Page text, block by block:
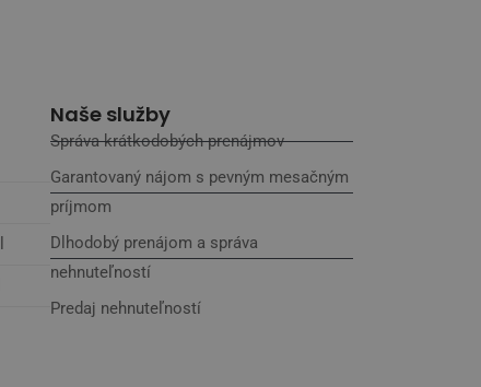
Naše služby
Správa krátkodobých prenájmov
Garantovaný nájom s pevným mesačným
príjmom
Dlhodobý prenájom a správa
nehnuteľností
Predaj nehnuteľností